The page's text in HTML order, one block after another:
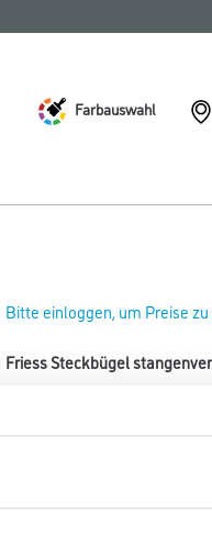
Farbauswahl
Bitte einloggen, um Preise
Friess Steckbügel